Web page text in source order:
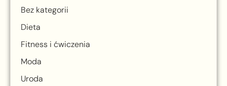
Bez kategorii
Dieta
Fitness i ćwiczenia
Moda
Uroda